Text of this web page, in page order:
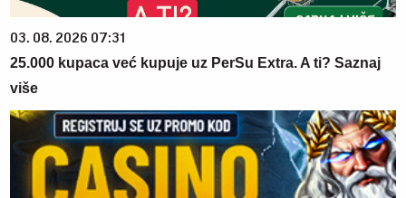
03. 08. 2026 07:31
25.000 kupaca već kupuje uz PerSu Extra. A ti? Saznaj
više